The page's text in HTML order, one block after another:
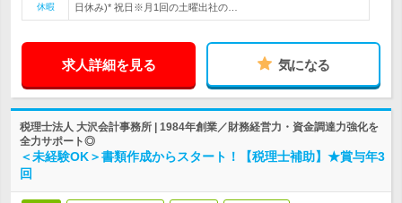
休暇
日休み)* 祝日※月1回の土曜出社の…
求人詳細を見る 気になる
税理士法人 大沢会計事務所 | 1984年創業／財務経営力・資金調達力強化を
全力サポート◎
＜未経験OK＞書類作成からスタート！【税理士補助】★賞与年3
回